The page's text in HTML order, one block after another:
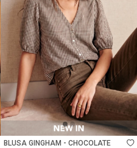
Talle
BLUSA GINGHAM - CHOCOLATE